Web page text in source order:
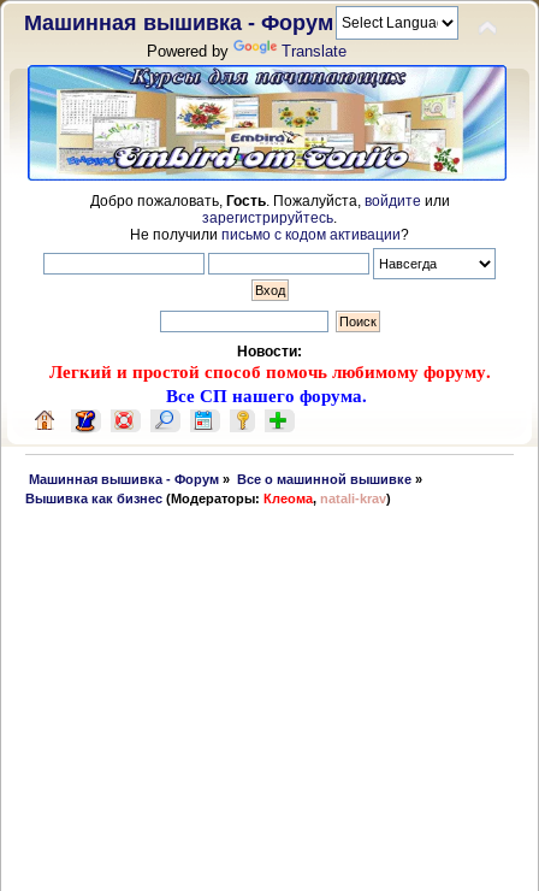
Машинная вышивка - Форум
Powered by Translate
Добро пожаловать, Гость. Пожалуйста, войдите или
зарегистрируйтесь
Не получили письмо с кодом активации?
Новости:
Легкий и простой способ помочь любимому форуму.
Все СП нашего форума.
Машинная вышивка - Форум » Все о машинной вышивке»
Вышивка как бизнес (Модераторы:Клеома,natali-krav)